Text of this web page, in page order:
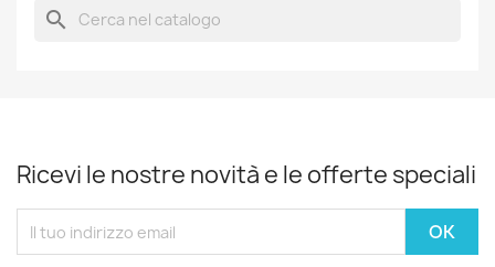
search
Ricevi le nostre novità e le offerte speciali